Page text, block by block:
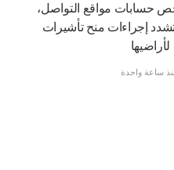
حسابات مواقع التواصل،
تشدد إجراءات منح تأشيرات
ساعة واحدة